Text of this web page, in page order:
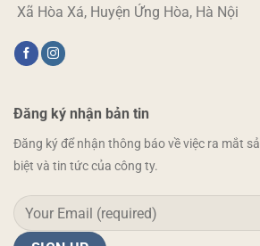
Xã Hòa Xá, Huyện Ứng Hòa, Hà Nội
Đăng ký nhận bản tin
Đăng ký để nhận thông báo về việc ra mắt
biệt và tin tức của công ty.